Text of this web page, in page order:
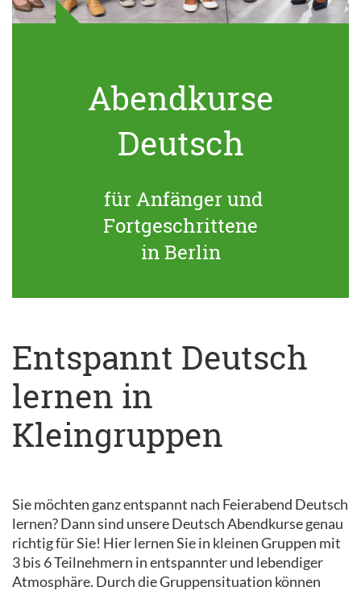
Abendkurse
Deutsch
für Anfänger und
Fortgeschrittene
in Berlin
Entspannt Deutsch
lernen in
Kleingruppen
Sie möchten ganz entspannt nach Feierabend Deutsch
lernen? Dann sind unsere Deutsch Abendkurse genau
richtig für Sie! Hier lernen Sie in kleinen Gruppen mit
3 bis 6 Teilnehmern in entspannter und lebendiger
Atmosphäre. Durch die Gruppensituation können